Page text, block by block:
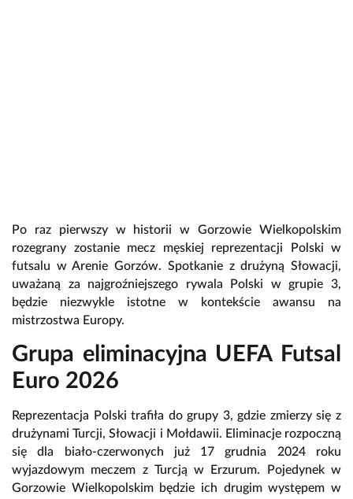
Po raz pierwszy w historii w Gorzowie Wielkopolskim
rozegrany zostanie mecz męskiej reprezentacji Polski w
futsalu w Arenie Gorzów. Spotkanie z drużyną Słowacji,
uważaną za najgroźniejszego rywala Polski w grupie 3,
będzie niezwykle istotne w kontekście awansu na
mistrzostwa Europy.
Grupa eliminacyjna UEFA Futsal
Euro 2026
Reprezentacja Polski trafiła do grupy 3, gdzie zmierzy się z
drużynami Turcji, Słowacji i Mołdawii. Eliminacje rozpoczną
się dla biało-czerwonych już 17 grudnia 2024 roku
wyjazdowym meczem z Turcją w Erzurum. Pojedynek w
Gorzowie Wielkopolskim będzie ich drugim występem w